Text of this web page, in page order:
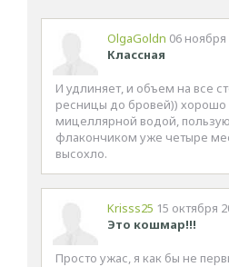
OlgaGoldn 06 ноября
Классная
И удлиняет, и объем на все
ресницы до бровей)) хорошо
мицеллярной водой,
флакончиком уже четыре
высохло.
Krisss25 15 октября
Это кошмар!!!
Просто ужас, я как бы не